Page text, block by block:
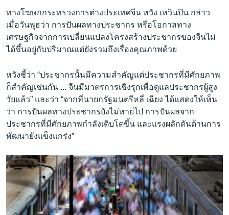
ทางโฆษกกระทรวงการต่างประเทศจีน หวัง เหวินปิน กล่าว
เมื่อวันพุธว่า การปันผลทางประชากร หรือโอกาสทาง
เศรษฐกิจจากการเปลี่ยนแปลงโครงสร้างประชากรของจีนไม่
ได้ขึ้นอยู่กับปริมาณแต่ยังรวมถึงเรื่องคุณภาพด้วย
หวังชี้ว่า “ประชากรนั้นมีความสำคัญแต่ประชากรที่มีศักยภาพ
ก็สำคัญเช่นกัน ... จีนมีมาตรการเชิงรุกเพื่อดูแลประชากรผู้สูง
วัยแล้ว” และว่า “จากที่นายกรัฐมนตรีหลี่ เฉียง ได้แสดงให้เห็น
ว่า การปันผลทางประชากรยังไม่หายไป การปันผลจาก
ประชากรที่มีศักยภาพกำลังเติบโตขึ้น และแรงผลักดันด้านการ
พัฒนายังแข็งแกร่ง”